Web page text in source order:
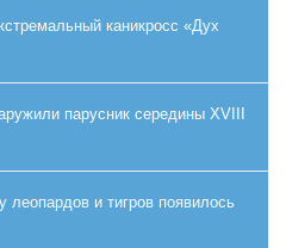
каникросс «Дух
парусник середины XVIII
леопардов и тигров появилось